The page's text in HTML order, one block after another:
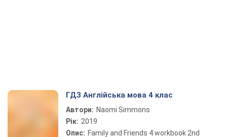
ГДЗ Англійська мова 4 клас
Автори: Naomi Simmons
Рік: 2019
Опис: Family and Friends 4 workbook 2nd